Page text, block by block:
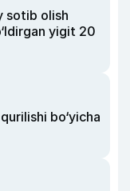
sotib olish
yigit 20
bo‘yicha